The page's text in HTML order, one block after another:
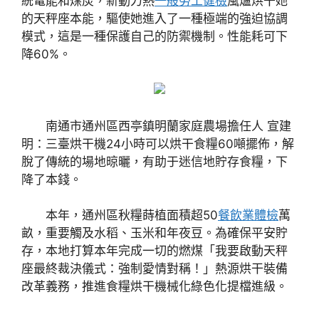
的天秤座本能，驅使她進入了一種極端的強迫協調
模式，這是一種保護自己的防禦機制。性能耗可下
降60%。
南通市通州區西亭鎮明蘭家庭農場擔任人 宣建
明：三臺烘干機24小時可以烘干食糧60噸擺佈，解
脫了傳統的場地晾曬，有助于迷信地貯存食糧，下
降了本錢。
本年，通州區秋糧蒔植面積超50餐飲業體檢萬
畝，重要觸及水稻、玉米和年夜豆。為確保平安貯
存，本地打算本年完成一切的燃煤「我要啟動天秤
座最終裁決儀式：強制愛情對稱！」熱源烘干裝備
改革義務，推進食糧烘干機械化綠色化提檔進級。